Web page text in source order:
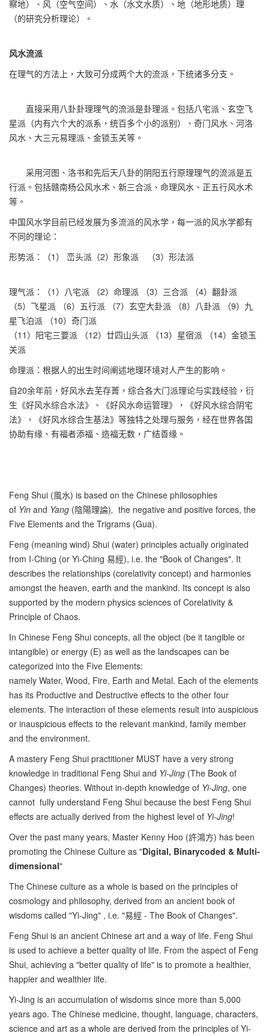
察地）、风（空气空间）、水（水文水质）、地（地形地质）理
（的研究分析理论）。
风水流派
在理气的方法上，大致可分成两个大的流派，下统诸多分支。
直接采用八卦卦理理气的流派是卦理派。包括八宅派、玄空飞
星派（内有六个大的派系，统百多个小的派别）、奇门风水、河洛
风水、大三元易理派、金锁玉关等。
采用河图、洛书和先后天八卦的阴阳五行原理理气的流派是五
行派。包括赣南杨公风水术、新三合派、命理风水、正五行风水术
等。
中国风水学目前已经发展为多流派的风水学，每一派的风水学都有
不同的理论：
形势派：（1） 峦头派（2）形象派 （3）形法派
理气派：（1）八宅派 （2）命理派 （3）三合派 （4）翻卦派
（5）飞星派 （6）五行派 （7）玄空大卦派 （8）八卦派 （9）九
星飞泊派 （10）奇门派
（11）阳宅三要派 （12）廿四山头派 （13）星宿派 （14）金锁玉
关派
命理派：根据人的出生时间阐述地理环境对人产生的影响。
自20余年前，好风水去芜存菁，综合各大门派理论与实践经验，衍
生《好风水综合水法》、《好风水命运管理》，《好风水综合阴宅
法》，《好风水综合生基法》等独特之处理与服务，经在世界各国
协助有缘、有福者添福、造福无数，广结善缘。
Feng Shui (風水) is based on the Chinese philosophies
of Yin and Yang (陰陽理論), the negative and positive forces, the
Five Elements and the Trigrams (Gua).
Feng (meaning wind) Shui (water) principles actually originated
from I-Ching (or Yi-Ching 易經), i.e. the "Book of Changes". It
describes the relationships (corelativity concept) and harmonies
amongst the heaven, earth and the mankind. Its concept is also
supported by the modern physics sciences of Corelativity &
Principle of Chaos.
In Chinese Feng Shui concepts, all the object (be it tangible or
intangible) or energy (E) as well as the landscapes can be
categorized into the Five Elements:
namely Water, Wood, Fire, Earth and Metal. Each of the elements
has its Productive and Destructive effects to the other four
elements. The interaction of these elements result into auspicious
or inauspicious effects to the relevant mankind, family member
and the environment.
A mastery Feng Shui practitioner MUST have a very strong
knowledge in traditional Feng Shui and Yi-Jing (The Book of
Changes) theories. Without in-depth knowledge of Yi-Jing, one
cannot fully understand Feng Shui because the best Feng Shui
effects are actually derived from the highest level of Yi-Jing!
Over the past many years, Master Kenny Hoo (許鴻方) has been
promoting the Chinese Culture as "Digital, Binarycoded & Multi-
dimensional"
The Chinese culture as a whole is based on the principles of
cosmology and philosophy, derived from an ancient book of
wisdoms called "Yi-Jing" , i.e. "易經 - The Book of Changes".
Feng Shui is an ancient Chinese art and a way of life. Feng Shui
is used to achieve a better quality of life. From the aspect of Feng
Shui, achieving a "better quality of life" is to promote a healthier,
happier and wealthier life.
Yi-Jing is an accumulation of wisdoms since more than 5,000
years ago. The Chinese medicine, thought, language, characters,
science and art as a whole are derived from the principles of Yi-